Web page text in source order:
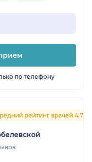
по телефону
рейтинг врачей 4.7